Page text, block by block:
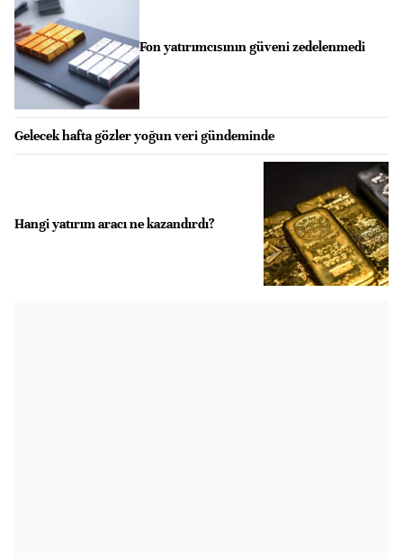
Fon yatırımcısının güveni zedelenmedi
Gelecek hafta gözler yoğun veri gündeminde
Hangi yatırım aracı ne kazandırdı?